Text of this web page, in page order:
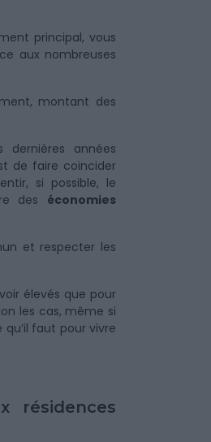
principal, vous
aux nombreuses
montant des
années
de faire coïncider
si possible, le
des économies
et respecter les
élevés que pour
les cas, même si
faut pour vivre
résidences